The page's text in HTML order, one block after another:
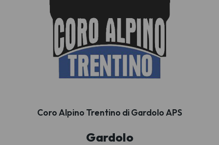
Coro Alpino Trentino di Gardolo APS
Gardolo